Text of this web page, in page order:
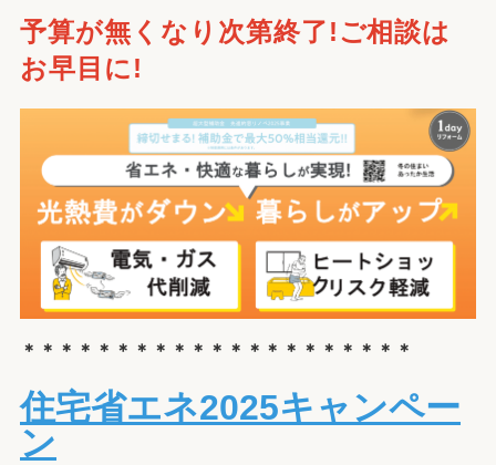
予算が無くなり次第終了!ご相談は
お早目に!
＊＊＊＊＊＊＊＊＊＊＊＊＊＊＊＊＊＊＊＊＊
住宅省エネ2025キャンペー
ン